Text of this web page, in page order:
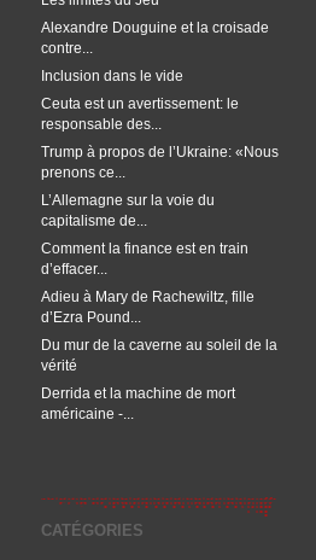
Alexandre Douguine et la croisade
contre...
Inclusion dans le vide
Ceuta est un avertissement: le
responsable des...
Trump à propos de l’Ukraine: «Nous
prenons ce...
L’Allemagne sur la voie du
capitalisme de...
Comment la finance est en train
d’effacer...
Adieu à Mary de Rachewiltz, fille
d’Ezra Pound...
Du mur de la caverne au soleil de la
vérité
Derrida et la machine de mort
américaine -...
CATÉGORIES